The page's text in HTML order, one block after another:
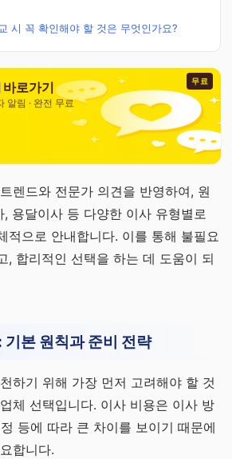
시 꼭 확인해야 할 것은 무엇인가요?
무료
로가기
알림 · 완전 무료
렌드와 전문가 의견을 반영하여, 원
, 용달이사 등 다양한 이사 유형별로
적으로 안내합니다. 이를 통해 불필요
, 합리적인 선택을 하는 데 도움이 되
기본 원칙과 준비 전략
하기 위해 가장 먼저 고려해야 할 것
체 선택입니다. 이사 비용은 이사 방
등에 따라 큰 차이를 보이기 때문에
합니다.